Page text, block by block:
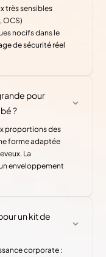
très sensibles
OCS)
nocifs dans le
de sécurité réel
pour
?
proportions des
forme adaptée
La
enveloppement
un kit de
corporate :